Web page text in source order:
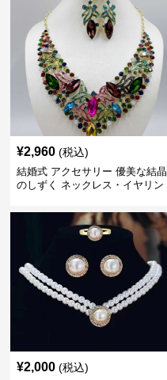
¥2,960 (税込)
結婚式 アクセサリー 優美な結晶
のしずく ネックレス・イヤリン
¥2,000 (税込)